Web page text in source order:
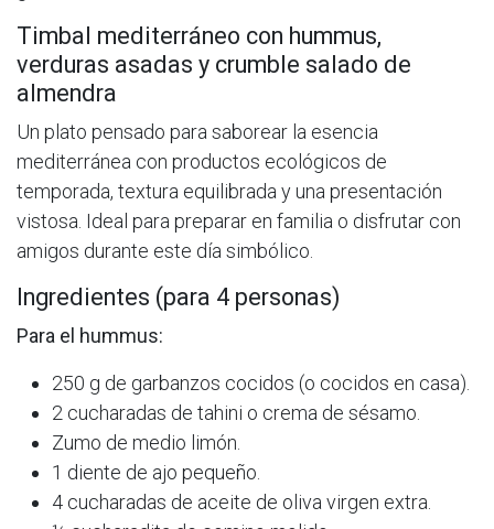
Timbal mediterráneo con hummus,
verduras asadas y crumble salado de
almendra
Un plato pensado para saborear la esencia
mediterránea con productos ecológicos de
temporada, textura equilibrada y una presentación
vistosa. Ideal para preparar en familia o disfrutar con
amigos durante este día simbólico.
Ingredientes (para 4 personas)
Para el hummus:
250 g de garbanzos cocidos (o cocidos en casa).
2 cucharadas de tahini o crema de sésamo.
Zumo de medio limón.
1 diente de ajo pequeño.
4 cucharadas de aceite de oliva virgen extra.